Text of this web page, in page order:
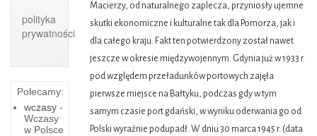
polityka
prywatności
Polecamy:
wczasy -
Wczasy
w Polsce
Macierzy, od naturalnego zaplecza, przyniosły ujemne
skutki ekonomiczne i kulturalne tak dla Pomorza, jak i
dla całego kraju. Fakt ten potwierdzony został nawet
jeszcze w okresie międzywojennym. Gdynia już w 1933 r.
pod względem przeładunków portowych zajęła
pierwsze miejsce na Bałtyku, podczas gdy w tym
samym czasie port gdański, w wyniku oderwania go od
Polski wyraźnie podupadł. W dniu 30 marca 1945 r. (data